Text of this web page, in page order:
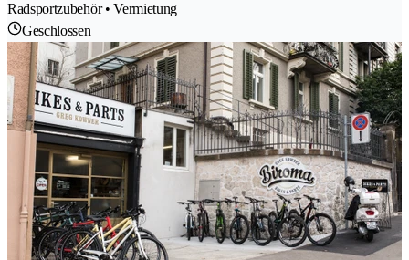
Radsportzubehör • Vermietung
Geschlossen